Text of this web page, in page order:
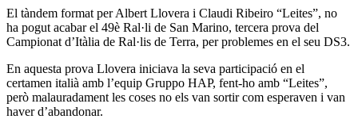
El tàndem format per Albert Llovera i Claudi Ribeiro “Leites”, no
ha pogut acabar el 49è Ral·li de San Marino, tercera prova del
Campionat d’Itàlia de Ral·lis de Terra, per problemes en el seu DS3.
En aquesta prova Llovera iniciava la seva participació en el
certamen italià amb l’equip Gruppo HAP, fent-ho amb “Leites”,
però malauradament les coses no els van sortir com esperaven i van
haver d’abandonar.